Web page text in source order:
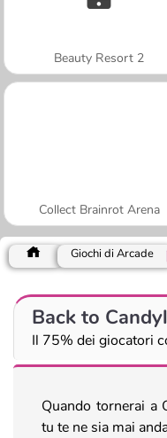
Beauty Resort 2
Collect Brainrot Arena
Giochi di Arcade
Back to
Il 75% dei giocatori
Quando tornerai a
tu te ne sia mai